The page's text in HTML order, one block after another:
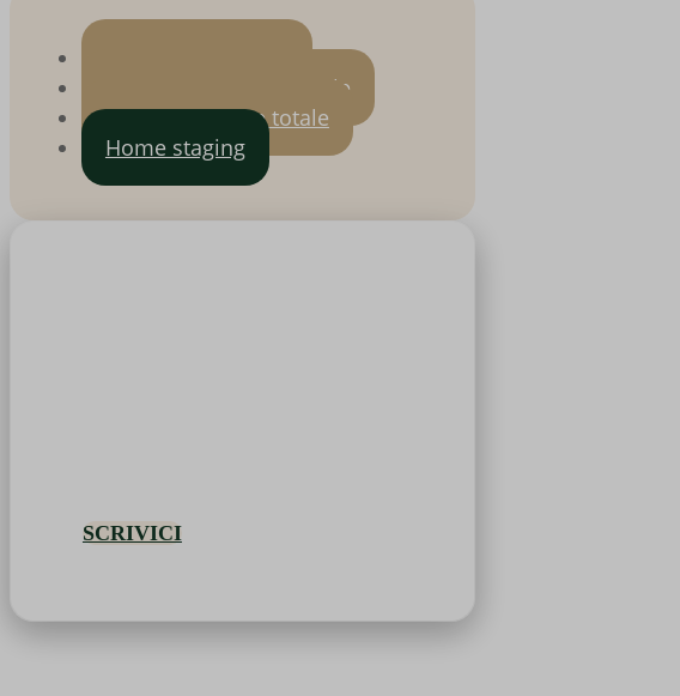
Ristrutturazione parziale
Ristrutturazione totale
Home staging
SCRIVICI